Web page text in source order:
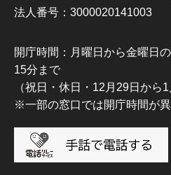
法人番号：3000020141003
開庁時間：月曜日から金曜日
15分まで
（祝日・休日・12月29日から1
※一部の窓口では開庁時間が